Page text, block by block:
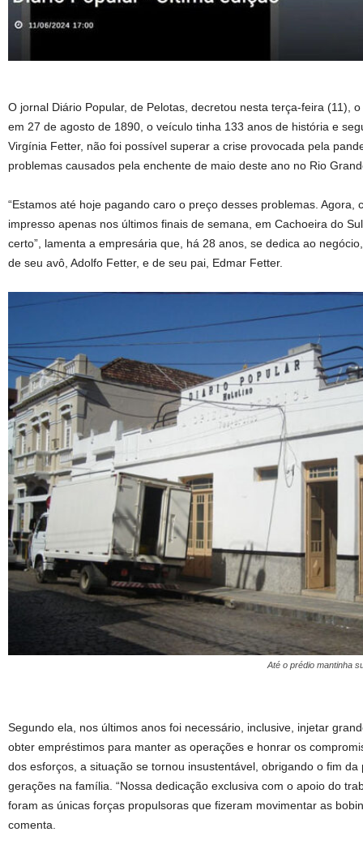
O jornal Diário Popular, de Pelotas, decretou nesta terça-feira (11),
em 27 de agosto de 1890, o veículo tinha 133 anos de história e
Virgínia Fetter, não foi possível superar a crise provocada pela
problemas causados pela enchente de maio deste ano no Rio
“Estamos até hoje pagando caro o preço desses problemas. Agora,
impresso apenas nos últimos finais de semana, em Cachoeira do
certo”, lamenta a empresária que, há 28 anos, se dedica ao
de seu avô, Adolfo Fetter, e de seu pai, Edmar Fetter.
Até o prédio mantinha
Segundo ela, nos últimos anos foi necessário, inclusive, injetar
obter empréstimos para manter as operações e honrar os
dos esforços, a situação se tornou insustentável, obrigando o fim
gerações na família. “Nossa dedicação exclusiva com o apoio do
foram as únicas forças propulsoras que fizeram movimentar as
comenta.